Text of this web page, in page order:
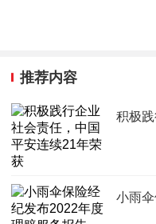
推荐内容
积极
小雨